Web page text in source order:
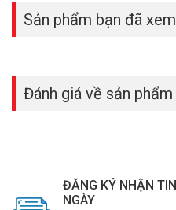
Sản phẩm bạn đã xem
Đánh giá về sản phẩm
ĐĂNG KÝ NHẬN
NGÀY